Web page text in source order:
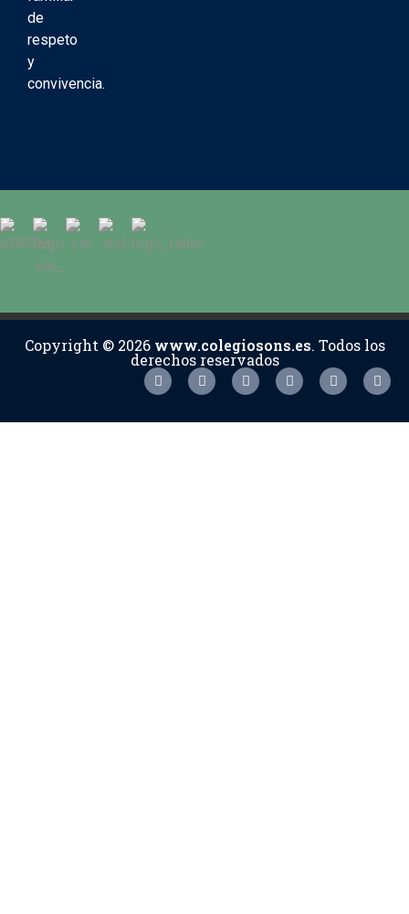
de
respeto
y
convivencia.
Copyright © 2026 www.colegiosons.es. Todos los
derechos reservados